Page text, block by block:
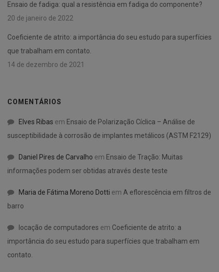
Ensaio de fadiga: qual a resistência em fadiga do componente?
20 de janeiro de 2022
Coeficiente de atrito: a importância do seu estudo para superfícies
que trabalham em contato.
14 de dezembro de 2021
COMENTÁRIOS
Elves Ribas em Ensaio de Polarização Cíclica – Análise de
susceptibilidade à corrosão de implantes metálicos (ASTM F2129)
Daniel Pires de Carvalho em Ensaio de Tração: Muitas
informações podem ser obtidas através deste teste
Maria de Fátima Moreno Dotti em A eflorescência em filtros de
barro
locação de computadores em Coeficiente de atrito: a
importância do seu estudo para superfícies que trabalham em
contato.